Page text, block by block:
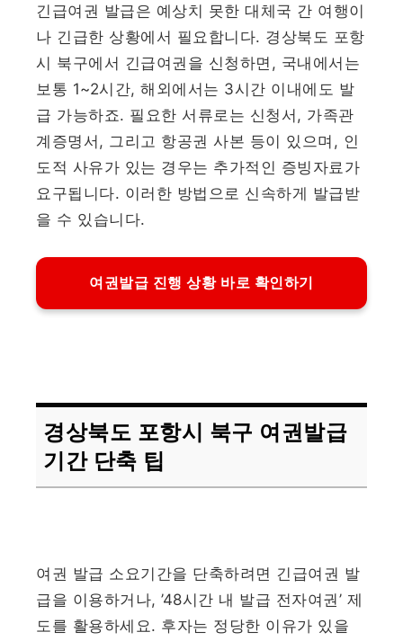
긴급여권 발급은 예상치 못한 대체국 간 여행이
나 긴급한 상황에서 필요합니다. 경상북도 포항
시 북구에서 긴급여권을 신청하면, 국내에서는
보통 1~2시간, 해외에서는 3시간 이내에도 발
급 가능하죠. 필요한 서류로는 신청서, 가족관
계증명서, 그리고 항공권 사본 등이 있으며, 인
도적 사유가 있는 경우는 추가적인 증빙자료가
요구됩니다. 이러한 방법으로 신속하게 발급받
을 수 있습니다.
여권발급 진행 상황 바로 확인하기
경상북도 포항시 북구 여권발급
기간 단축 팁
여권 발급 소요기간을 단축하려면 긴급여권 발
급을 이용하거나, ’48시간 내 발급 전자여권’ 제
도를 활용하세요. 후자는 정당한 이유가 있을